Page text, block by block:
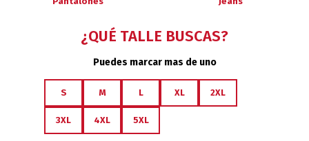
¿QUÉ TALLE BUSCAS?
Puedes marcar mas de uno
S M L XL 2XL
3XL 4XL 5XL